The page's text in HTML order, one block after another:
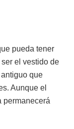
pueda tener
el vestido de
que
Aunque el
permanecerá